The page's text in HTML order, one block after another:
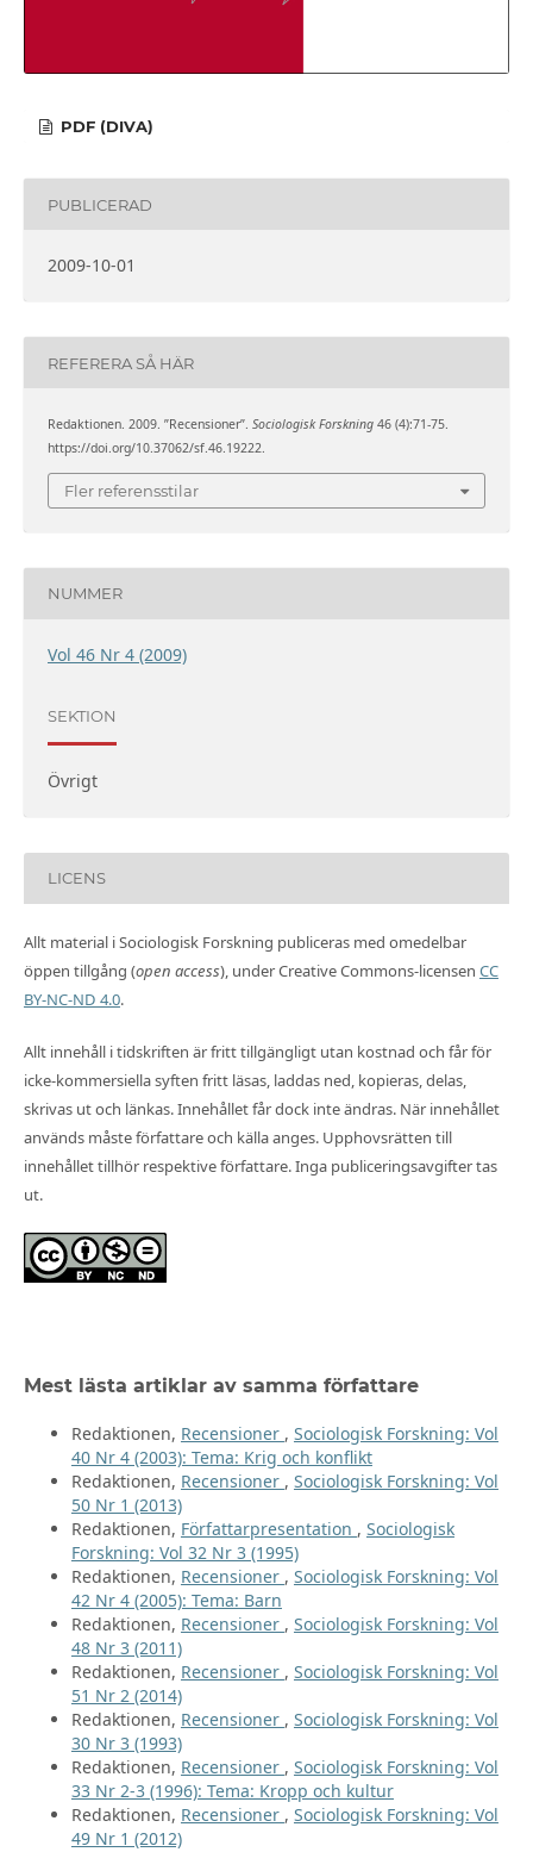
PDF (DIVA)
PUBLICERAD
2009-10-01
REFERERA SÅ HÄR
Redaktionen. 2009. ”Recensioner”. Sociologisk Forskning46 (4):71-75.
https://doi.org/10.37062/sf.46.19222.
Fler referensstilar
NUMMER
Vol 46 Nr 4 (2009)
SEKTION
Övrigt
LICENS
Allt material i Sociologisk Forskning publiceras med omedelbar
öppen tillgång (open access), under Creative Commons-licensen CC
BY-NC-ND 4.0.
Allt innehåll i tidskriften är fritt tillgängligt utan kostnad och får för
icke-kommersiella syften fritt läsas, laddas ned, kopieras, delas,
skrivas ut och länkas. Innehållet får dock inte ändras. När innehållet
används måste författare och källa anges. Upphovsrätten till
innehållet tillhör respektive författare. Inga publiceringsavgifter tas
ut.
Mest lästa artiklar av samma författare
Redaktionen, Recensioner , Sociologisk Forskning: Vol
40 Nr 4 (2003): Tema: Krig och konflikt
Redaktionen, Recensioner , Sociologisk Forskning: Vol
50 Nr 1 (2013)
Redaktionen, Författarpresentation , Sociologisk
Forskning: Vol 32 Nr 3 (1995)
Redaktionen, Recensioner , Sociologisk Forskning: Vol
42 Nr 4 (2005): Tema: Barn
Redaktionen, Recensioner , Sociologisk Forskning: Vol
48 Nr 3 (2011)
Redaktionen, Recensioner , Sociologisk Forskning: Vol
51 Nr 2 (2014)
Redaktionen, Recensioner , Sociologisk Forskning: Vol
30 Nr 3 (1993)
Redaktionen, Recensioner , Sociologisk Forskning: Vol
33 Nr 2-3 (1996): Tema: Kropp och kultur
Redaktionen, Recensioner , Sociologisk Forskning: Vol
49 Nr 1 (2012)